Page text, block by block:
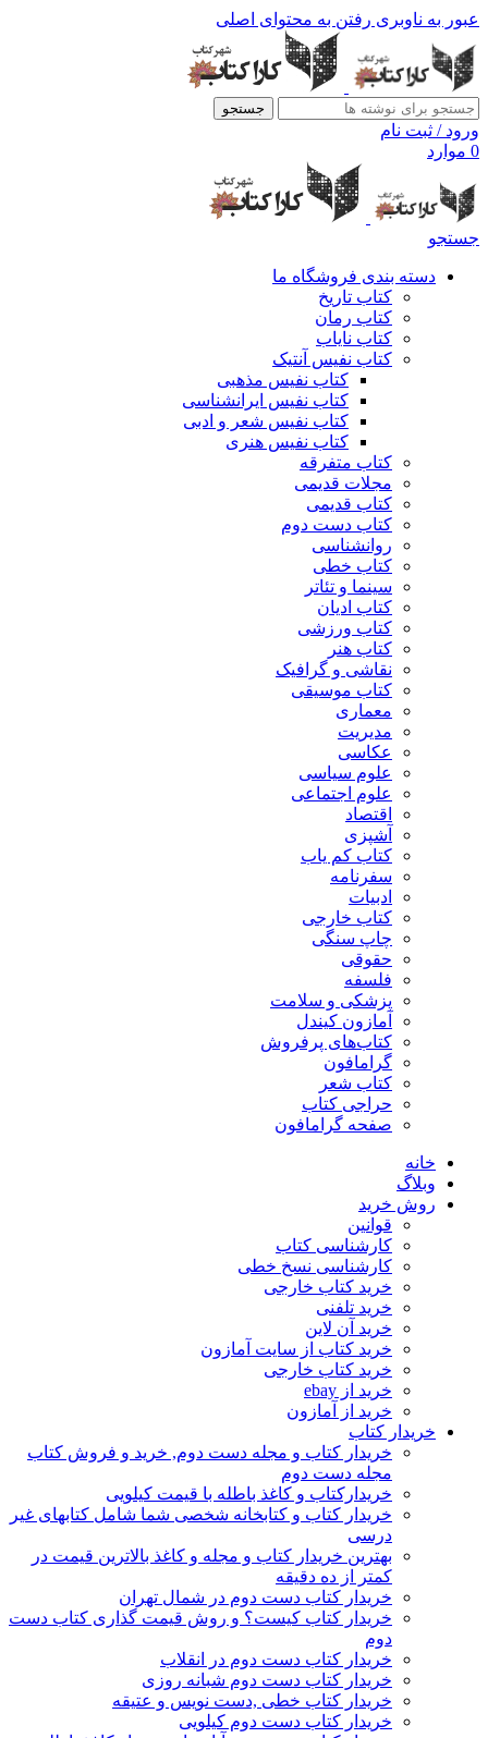
عبور به ناوبری رفتن به محتوای اصلی
جستجو
ورود / ثبت نام
0 موارد
جستجو
دسته بندی فروشگاه ما
کتاب تاریخ
کتاب رمان
کتاب نایاب
کتاب نفیس آنتیک
کتاب نفیس مذهبی
کتاب نفیس ایرانشناسی
کتاب نفیس شعر و ادبی
کتاب نفیس هنری
کتاب متفرقه
مجلات قدیمی
کتاب قدیمی
کتاب دست دوم
روانشناسی
کتاب خطی
سینما و تئاتر
کتاب ادیان
کتاب ورزشی
کتاب هنر
نقاشی و گرافیک
کتاب موسیقی
معماری
مدیریت
عکاسی
علوم سیاسی
علوم اجتماعی
اقتصاد
آشپزی
کتاب کم یاب
سفرنامه
ادبیات
کتاب خارجی
چاپ سنگی
حقوقی
فلسفه
پزشکی و سلامت
آمازون کیندل
کتاب‌های پرفروش
گرامافون
کتاب شعر
حراجی کتاب
صفحه گرامافون
خانه
وبلاگ
روش خرید
قوانین
کارشناسی کتاب
کارشناسی نسخ خطی
خرید کتاب خارجی
خرید تلفنی
خرید آن لاین
خرید کتاب از سایت آمازون
خرید کتاب خارجی
خرید از ebay
خرید از آمازون
خریدار کتاب
خریدار کتاب و مجله دست دوم, خرید و فروش کتاب
مجله دست دوم
خریدارکتاب و کاغذ باطله با قیمت کیلویی
خریدار کتاب و کتابخانه شخصی شما شامل کتابهای غیر
درسی
بهترین خریدار کتاب و مجله و کاغذ بالاترین قیمت در
کمتر از ده دقیقه
خریدار کتاب دست دوم در شمال تهران
خریدار کتاب کیست؟ و روش قیمت گذاری کتاب دست
دوم
خریدار کتاب دست دوم در انقلاب
خریدار کتاب دست دوم شبانه روزی
خریدار کتاب خطی ,دست نویس و عتیقه
خریدار کتاب دست دوم کیلویی